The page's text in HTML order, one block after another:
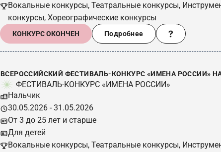
Вокальные конкурсы, Театральные конкурсы,
конкурсы, Хореографические конкурсы
КОНКУРС ОКОНЧЕН Подробнее
ВСЕРОССИЙСКИЙ ФЕСТИВАЛЬ-КОНКУРС «ИМЕНА РОССИИ»
ФЕСТИВАЛЬ-КОНКУРС «ИМЕНА РОССИИ»
Нальчик
30.05.2026 - 31.05.2026
От 3 до 25 лет и старше
Для детей
Вокальные конкурсы, Театральные конкурсы,